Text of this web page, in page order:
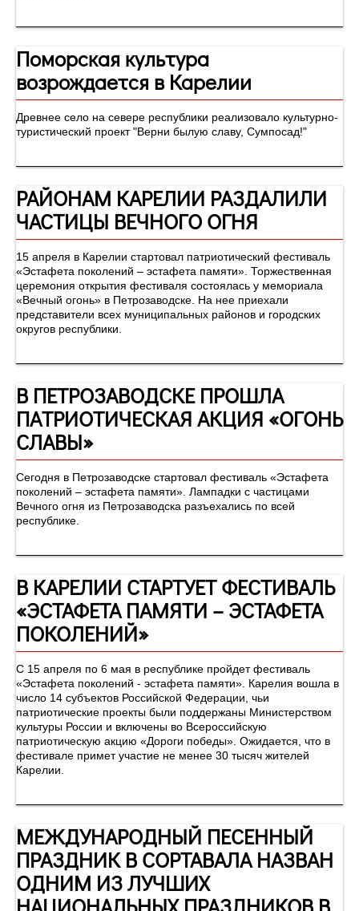
Поморская культура
возрождается в Карелии
Древнее село на севере республики реализовало культурно-
туристический проект "Верни былую славу, Сумпосад!"
РАЙОНАМ КАРЕЛИИ РАЗДАЛИЛИ
ЧАСТИЦЫ ВЕЧНОГО ОГНЯ
15 апреля в Карелии стартовал патриотический фестиваль
«Эстафета поколений – эстафета памяти». Торжественная
церемония открытия фестиваля состоялась у мемориала
«Вечный огонь» в Петрозаводске. На нее приехали
представители всех муниципальных районов и городских
округов республики.
В ПЕТРОЗАВОДСКЕ ПРОШЛА
ПАТРИОТИЧЕСКАЯ АКЦИЯ «ОГОНЬ
СЛАВЫ»
Сегодня в Петрозаводске стартовал фестиваль «Эстафета
поколений – эстафета памяти». Лампадки с частицами
Вечного огня из Петрозаводска разъехались по всей
республике.
В КАРЕЛИИ СТАРТУЕТ ФЕСТИВАЛЬ
«ЭСТАФЕТА ПАМЯТИ – ЭСТАФЕТА
ПОКОЛЕНИЙ»
С 15 апреля по 6 мая в республике пройдет фестиваль
«Эстафета поколений - эстафета памяти». Карелия вошла в
число 14 субъектов Российской Федерации, чьи
патриотические проекты были поддержаны Министерством
культуры России и включены во Всероссийскую
патриотическую акцию «Дороги победы». Ожидается, что в
фестивале примет участие не менее 30 тысяч жителей
Карелии.
МЕЖДУНАРОДНЫЙ ПЕСЕННЫЙ
ПРАЗДНИК В СОРТАВАЛА НАЗВАН
ОДНИМ ИЗ ЛУЧШИХ